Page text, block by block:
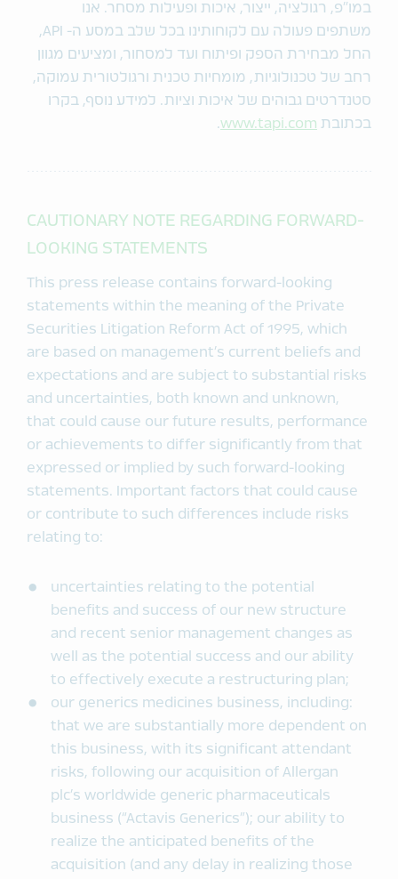
במו"פ, רגולציה, ייצור, איכות ופעילות מסחר. אנו
משתפים פעולה עם לקוחותינו בכל שלב במסע ה- API,
החל מבחירת הספק ופיתוח ועד למסחור, ומציעים מגוון
רחב של טכנולוגיות, מומחיות טכנית ורגולטורית עמוקה,
סטנדרטים גבוהים של איכות וציות. למידע נוסף, בקרו
בכתובת www.tapi.com
.
CAUTIONARY NOTE REGARDING FORWARD-
LOOKING STATEMENTS
This press release contains forward-looking
statements within the meaning of the Private
Securities Litigation Reform Act of 1995, which
are based on management’s current beliefs and
expectations and are subject to substantial risks
and uncertainties, both known and unknown,
that could cause our future results, performance
or achievements to differ significantly from that
expressed or implied by such forward-looking
statements. Important factors that could cause
or contribute to such differences include risks
relating to:
uncertainties relating to the potential
benefits and success of our new structure
and recent senior management changes as
well as the potential success and our ability
to effectively execute a restructuring plan;
our generics medicines business, including:
that we are substantially more dependent on
this business, with its significant attendant
risks, following our acquisition of Allergan
plc’s worldwide generic pharmaceuticals
business (“Actavis Generics”); our ability to
realize the anticipated benefits of the
acquisition (and any delay in realizing those